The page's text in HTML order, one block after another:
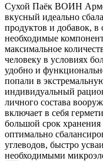
Сухой Паёк ВОИН
вкусный идеально
продуктов и добавок, в
необходимые
максимальное
человеку в условиях
удобно и
попали в
индивидуальный
личного состава
включает в себя
большой срок
оптимально
углеводов, быстро
необходимыми